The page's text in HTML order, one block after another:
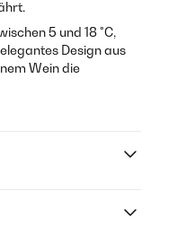
5 und 18 °C,
Design aus
Wein die